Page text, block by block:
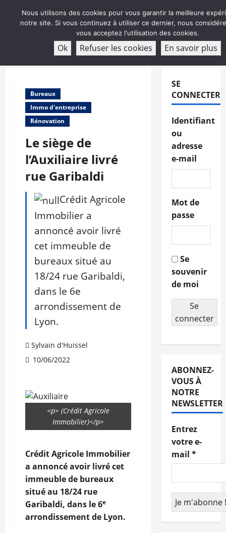
ABONNEMENT
Bureaux
Immo d'entreprise
Rénovation
Le siège de
l’Auxiliaire livré
rue Garibaldi
Crédit Agricole
Immobilier a
annoncé avoir livré
cet immeuble de
bureaux situé au
18/24 rue Garibaldi,
dans le 6e
arrondissement de
Lyon.
Sylvain d'Huissel
10/06/2022
<p> (Crédit Agricole
Immobilier)</p>
Crédit Agricole Immobilier
a annoncé avoir livré cet
immeuble de bureaux
situé au 18/24 rue
Garibaldi, dans le 6e
arrondissement de Lyon.
SE
CONNECTER
Identifiant
ou
adresse
e-mail
Mot de
passe
Se
souvenir
de moi
Se
connecter
ABONNEZ-
VOUS À
NOTRE
NEWSLETTER
Entrez
votre e-
mail *
Nous utilisons des cookies pour vous garantir la meilleure
notre site. Si vous continuez à utiliser ce dernier, nous
vous acceptez l'utilisation des cookies.
Ok Refuser les cookies En savoir plus